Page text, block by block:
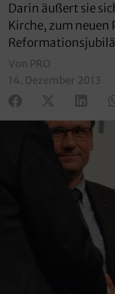
Darin äußert sie
Kirche, zum neuen
Von PRO
14. Dezember 2013